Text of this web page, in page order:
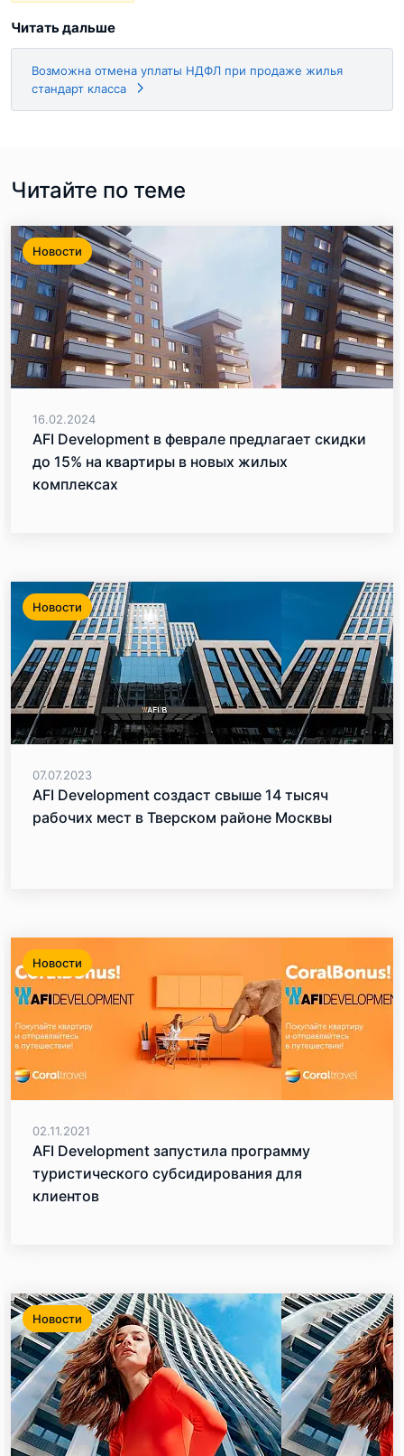
Читать дальше
Возможна отмена уплаты НДФЛ при продаже жилья
стандарт класса
Читайте по теме
Новости
16.02.2024
AFI Development в феврале предлагает скидки
до 15% на квартиры в новых жилых
комплексах
Новости
07.07.2023
AFI Development создаст свыше 14 тысяч
рабочих мест в Тверском районе Москвы
Новости
02.11.2021
AFI Development запустила программу
туристического субсидирования для
клиентов
Новости